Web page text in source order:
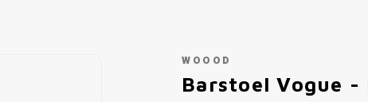
WOOOD
Barstoel Vogue -